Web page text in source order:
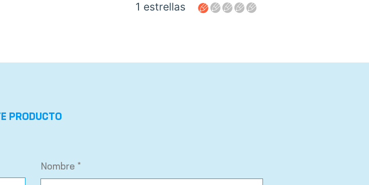
1 estrellas
PRODUCTO
Nombre *